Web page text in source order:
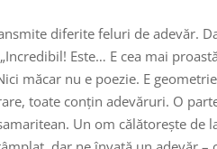
diferite feluri de adevăr.
Este… E cea mai
măcar nu e poezie. E
toate conțin adevăruri. O
Un om călătorește de